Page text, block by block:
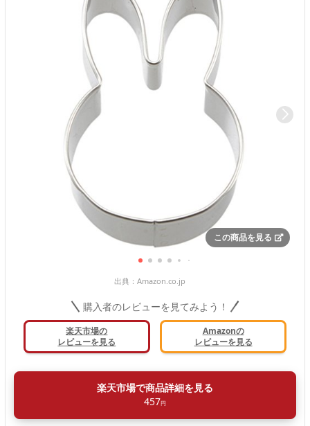
この商品を見る
出典： Amazon.co.jp
購入者のレビューを見てみよう！
楽天市場の
レビューを見る
Amazonの
レビューを見る
楽天市場で商品詳細を見る
457円